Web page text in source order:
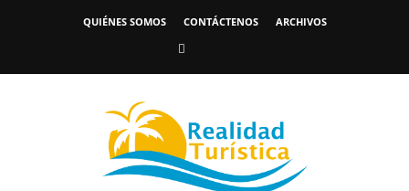
QUIÉNES SOMOS CONTÁCTENOS ARCHIVOS